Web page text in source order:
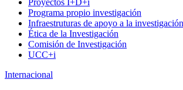
Proyectos I+D+i
Programa propio investigación
Infraestruturas de apoyo a la investigación
Ética de la Investigación
Comisión de Investigación
UCC+i
Internacional